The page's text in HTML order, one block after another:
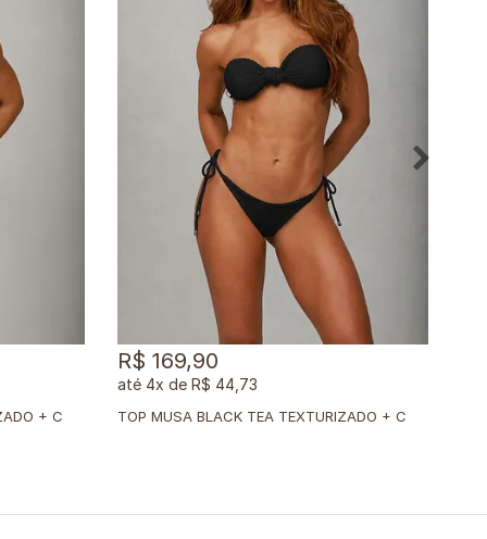
R$ 169,90
4x de R$ 44,73